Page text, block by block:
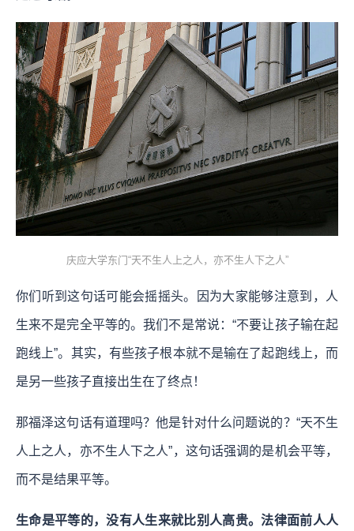
庆应大学东门“天不生人上之人，亦不生人下之人”
你们听到这句话可能会摇摇头。因为大家能够注意到，人
生来不是完全平等的。我们不是常说：“不要让孩子输在起
跑线上”。其实，有些孩子根本就不是输在了起跑线上，而
是另一些孩子直接出生在了终点！
那福泽这句话有道理吗？他是针对什么问题说的？“天不生
人上之人，亦不生人下之人”，这句话强调的是机会平等，
而不是结果平等。
生命是平等的，没有人生来就比别人高贵。法律面前人人